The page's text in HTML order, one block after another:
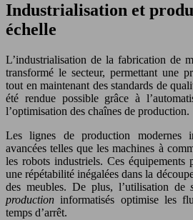
Industrialisation et
échelle
L’industrialisation de la fabrication de
transformé le secteur, permettant une
tout en maintenant des standards de
été rendue possible grâce à
l’optimisation des chaînes de production.
Les lignes de production modernes
avancées telles que les machines à
les robots industriels. Ces équipements
une répétabilité inégalées dans la
des meubles. De plus, l’utilisation de
productioninformatisés optimise les
temps d’arrêt.